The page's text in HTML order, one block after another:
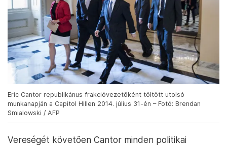
Eric Cantor republikánus frakcióvezetőként töltött utolsó
munkanapján a Capitol Hillen 2014. július 31-én – Fotó: Brendan
Smialowski / AFP
Vereségét követően Cantor minden politikai